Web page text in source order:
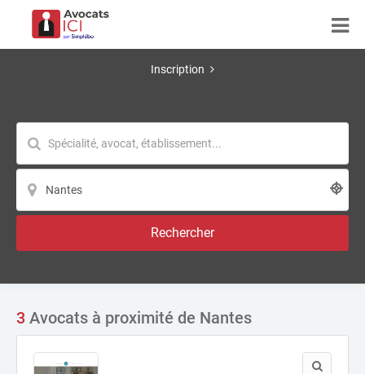
Inscription
Rechercher
3 Avocats à proximité de Nantes